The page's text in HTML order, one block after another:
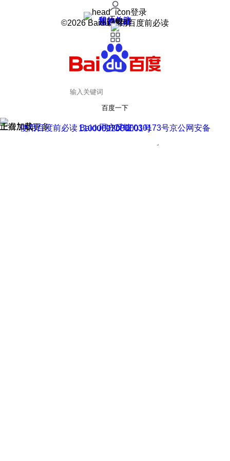
登录
我的关注
我的收藏
皮肤中心
用户反馈
设置
©2026 Baidu 使用百度前必读
百度一下
正在加载
上滑加载更多 用户反馈
使用百度前必读 Baidu 京ICP证030173号
京公网安备11000002000001号